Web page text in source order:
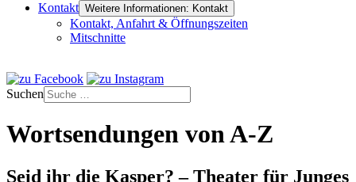
Kontakt Weitere Informationen: Kontakt
Kontakt, Anfahrt & Öffnungszeiten
Mitschnitte
Suchen
Wortsendungen von A-Z
Seid ihr die Kasper? – Theater für Junges